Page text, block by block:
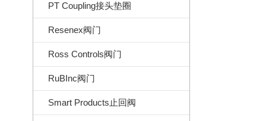
PT Coupling接头垫圈
Resenex阀门
Ross Controls阀门
RuBInc阀门
Smart Products止回阀